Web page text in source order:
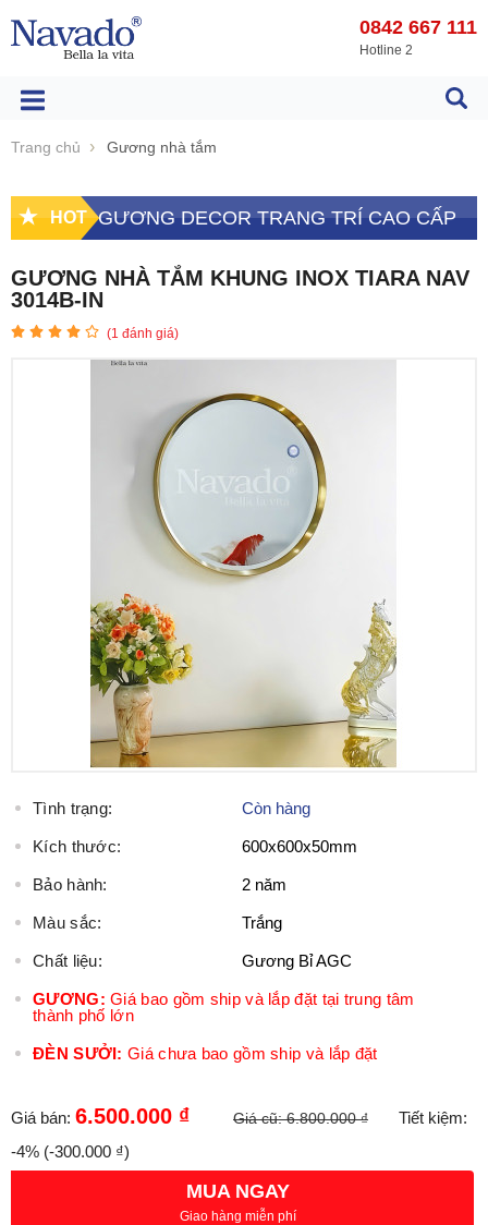
0842 667 111
Hotline 2
Trang chủ Gương nhà tắm
HOT GƯƠNG DECOR TRANG TRÍ CAO CẤP
GƯƠNG NHÀ TẮM KHUNG INOX TIARA NAV
3014B-IN
(1 đánh giá)
Tình trạng: Còn hàng
Kích thước: 600x600x50mm
Bảo hành: 2 năm
Màu sắc: Trắng
Chất liệu: Gương Bỉ AGC
GƯƠNG: Giá bao gồm ship và lắp đặt tại trung tâm
thành phố lớn
ĐÈN SƯỞI: Giá chưa bao gồm ship và lắp đặt
Giá bán: 6.500.000 ₫ Giá cũ:6.800.000 ₫
Tiết kiệm:
-4% (-300.000 ₫)
MUA NGAY
Giao hàng miễn phí